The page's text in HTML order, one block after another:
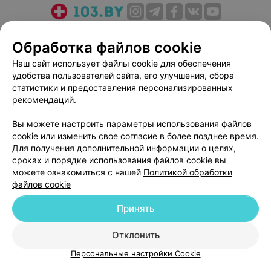
Медицинский маркетинг
Публичный договор
Пользовательское соглашение
Способы оплаты
Вакансии
Партнеры
Персональные настройки cookie
Обработка персональных данных
© 2026 ООО «Артокс Лаб», УНП 191700409| 220012, Республика Беларусь,
Обработка файлов cookie
Наш сайт использует файлы cookie для обеспечения
удобства пользователей сайта, его улучшения, сбора
статистики и предоставления персонализированных
рекомендаций.
Вы можете настроить параметры использования файлов
cookie или изменить свое согласие в более позднее время.
Для получения дополнительной информации о целях,
сроках и порядке использования файлов cookie вы
можете ознакомиться с нашей Политикой обработки
файлов cookie
Отклонить
Принять
Персональные настройки Cookie